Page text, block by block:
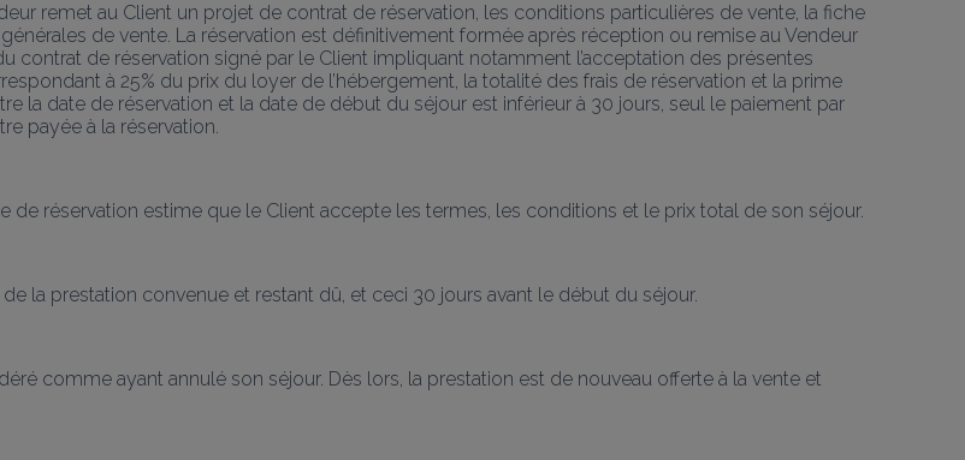
remet au Client un projet de contrat de réservation, les conditions particulières de vente, la fiche
de vente. La réservation est définitivement formée après réception ou remise au Vendeur
contrat de réservation signé par le Client impliquant notamment l’acceptation des présentes
à 25% du prix du loyer de l’hébergement, la totalité des frais de réservation et la prime
la date de réservation et la date de début du séjour est inférieur à 30 jours, seul le paiement par
payée à la réservation.
de réservation estime que le Client accepte les termes, les conditions et le prix total de son séjour.
la prestation convenue et restant dû, et ceci 30 jours avant le début du séjour.
comme ayant annulé son séjour. Dès lors, la prestation est de nouveau offerte à la vente et